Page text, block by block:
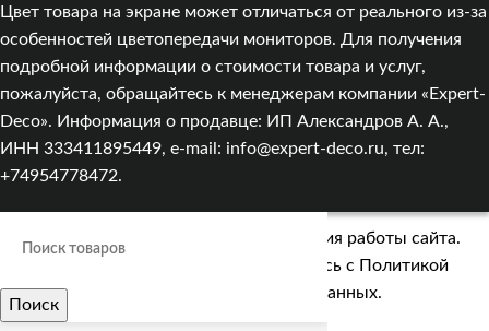
Цвет товара на экране может отличаться от реального из‑за
особенностей цветопередачи мониторов. Для получения
подробной информации о стоимости товара и услуг,
пожалуйста, обращайтесь к менеджерам компании «Expert-
Deco». Информация о продавце: ИП Александров А. А.,
ИНН 333411895449, e-mail: info@expert-deco.ru, тел:
+74954778472.
Поиск
Мы используем cookies для улучшения работы сайта.
Оставаясь на сайте, вы соглашаетесь с Политикой
обработки персональных данных.